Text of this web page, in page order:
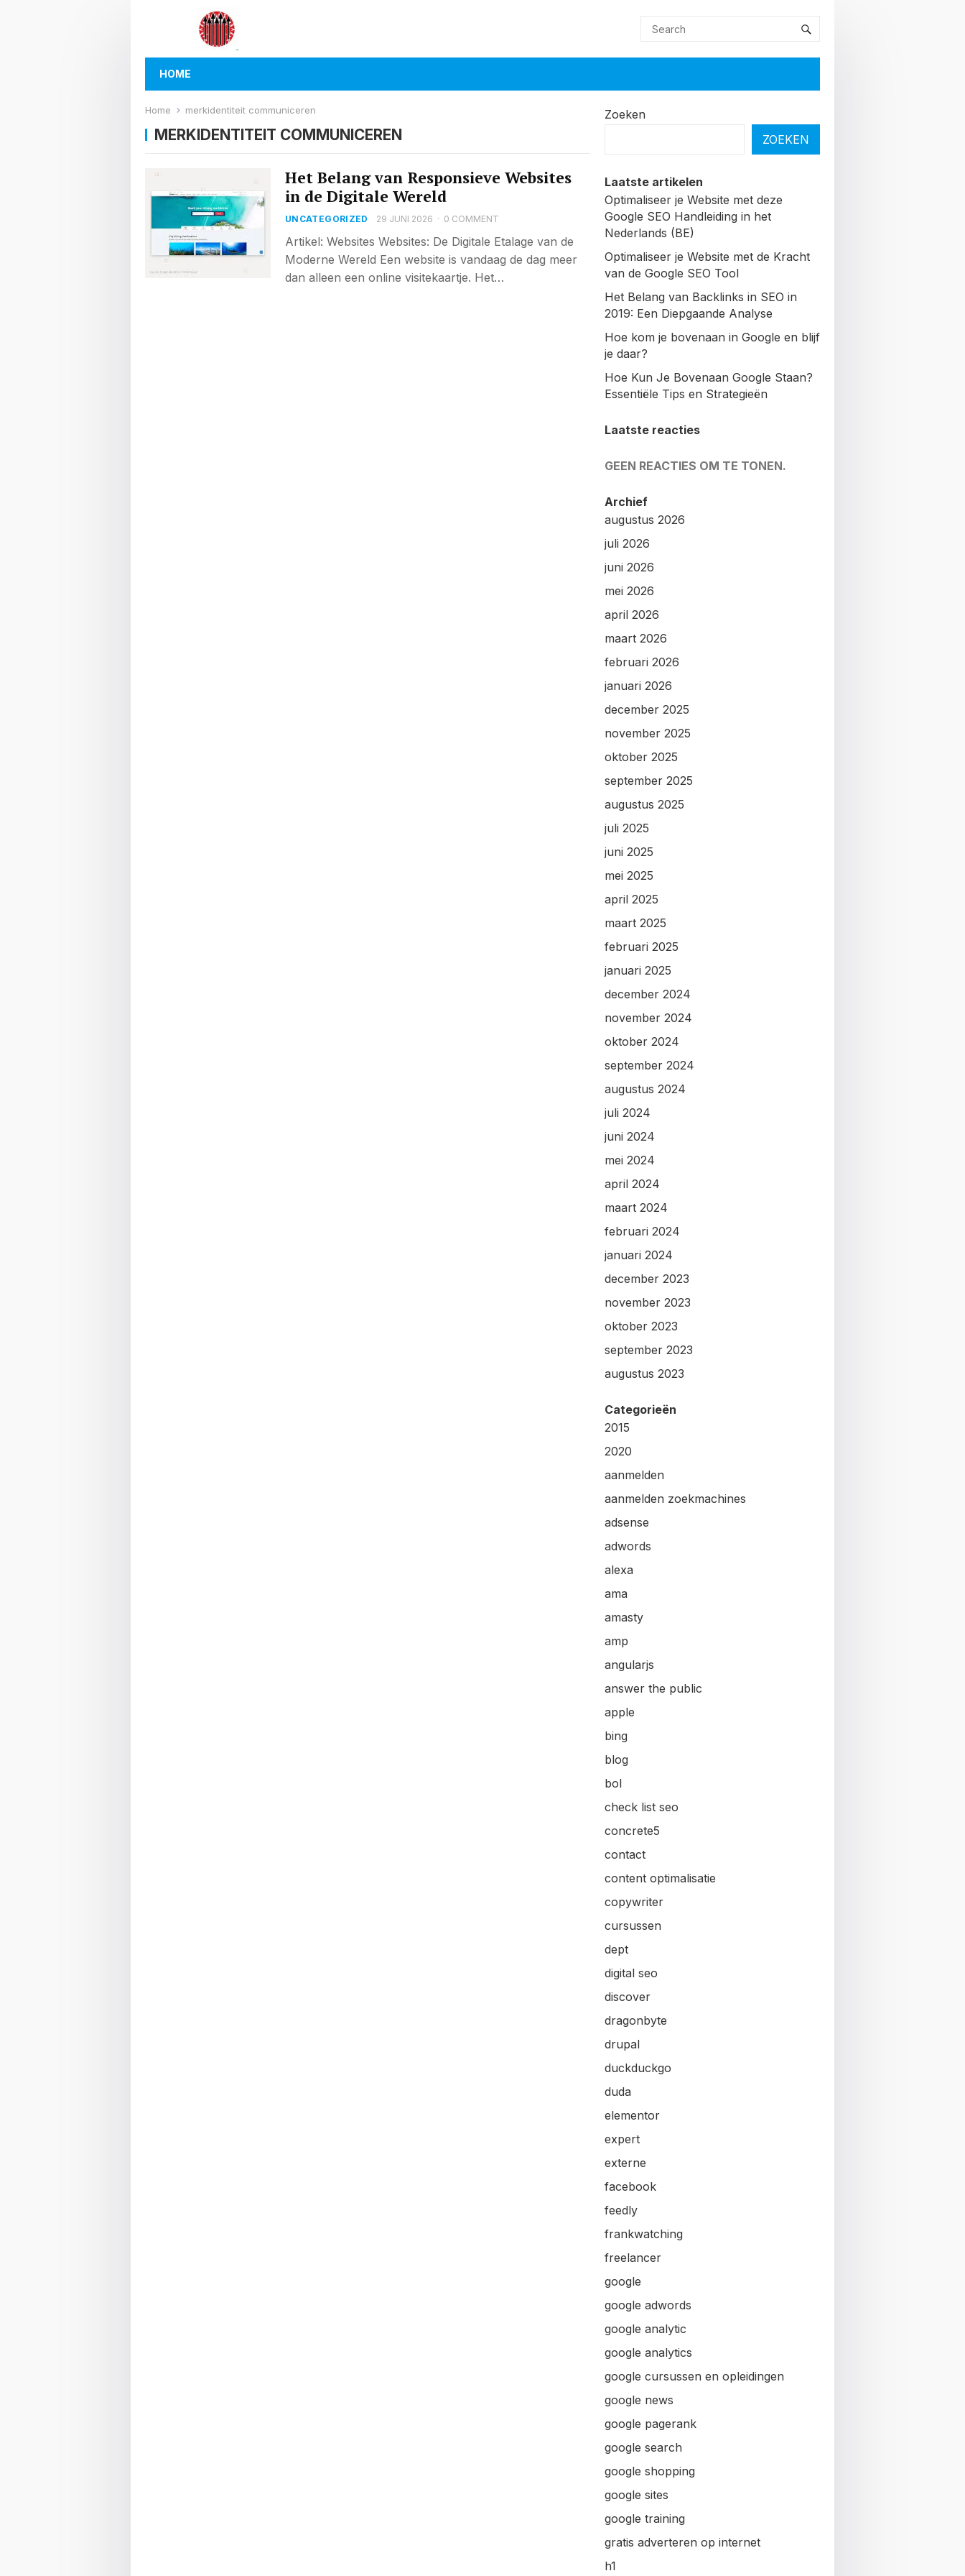
HOME
Home merkidentiteit communiceren
MERKIDENTITEIT COMMUNICEREN
Het Belang van Responsieve Websites
in de Digitale Wereld
UNCATEGORIZED 29 JUNI 2026 · 0 COMMENT
Artikel: Websites Websites: De Digitale Etalage van de
Moderne Wereld Een website is vandaag de dag meer
dan alleen een online visitekaartje. Het…
Zoeken
ZOEKEN
Laatste artikelen
Optimaliseer je Website met deze
Google SEO Handleiding in het
Nederlands (BE)
Optimaliseer je Website met de Kracht
van de Google SEO Tool
Het Belang van Backlinks in SEO in
2019: Een Diepgaande Analyse
Hoe kom je bovenaan in Google en blijf
je daar?
Hoe Kun Je Bovenaan Google Staan?
Essentiële Tips en Strategieën
Laatste reacties
GEEN REACTIES OM TE TONEN.
Archief
augustus 2026
juli 2026
juni 2026
mei 2026
april 2026
maart 2026
februari 2026
januari 2026
december 2025
november 2025
oktober 2025
september 2025
augustus 2025
juli 2025
juni 2025
mei 2025
april 2025
maart 2025
februari 2025
januari 2025
december 2024
november 2024
oktober 2024
september 2024
augustus 2024
juli 2024
juni 2024
mei 2024
april 2024
maart 2024
februari 2024
januari 2024
december 2023
november 2023
oktober 2023
september 2023
augustus 2023
Categorieën
2015
2020
aanmelden
aanmelden zoekmachines
adsense
adwords
alexa
ama
amasty
amp
angularjs
answer the public
apple
bing
blog
bol
check list seo
concrete5
contact
content optimalisatie
copywriter
cursussen
dept
digital seo
discover
dragonbyte
drupal
duckduckgo
duda
elementor
expert
externe
facebook
feedly
frankwatching
freelancer
google
google adwords
google analytic
google analytics
google cursussen en opleidingen
google news
google pagerank
google search
google shopping
google sites
google training
gratis adverteren op internet
h1